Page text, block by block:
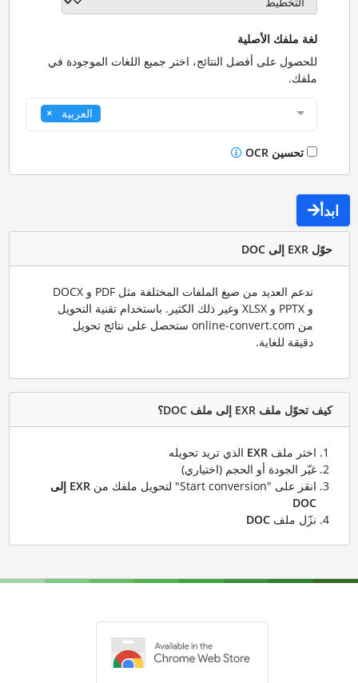
لغة ملفك الأصلية
للحصول على أفضل النتائج، اختر جميع اللغات الموجودة في
ملفك.
العربية
تحسين OCR
ابدأ
حوّل EXR إلى DOC
ندعم العديد من صيغ الملفات المختلفة مثل PDF و DOCX
و PPTX و XLSX وغير ذلك الكثير. باستخدام تقنية التحويل
من online-convert.com ستحصل على نتائج تحويل
دقيقة للغاية.
كيف تحوّل ملف EXR إلى ملف DOC؟
اختر ملف EXRالذي تريد تحويله
غيّر الجودة أو الحجم (اختياري)
انقر على "Start conversion" لتحويل ملفك من
EXR إلى
DOC
نزّل ملف DOC